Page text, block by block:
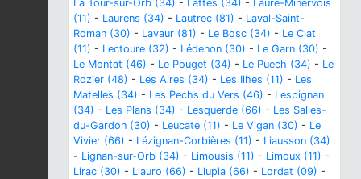
La Tour-sur-Orb (34) - Lattes (34) - Laure-Minervois
(11) - Laurens (34) - Lautrec (81) - Laval-Saint-
Roman (30) - Lavaur (81) - Le Bosc (34) - Le Clat
(11) - Lectoure (32) - Lédenon (30) - Le Garn (30) -
Le Montat (46) - Le Pouget (34) - Le Puech (34) - Le
Rozier (48) - Les Aires (34) - Les Ilhes (11) - Les
Matelles (34) - Les Pechs du Vers (46) - Lespignan
(34) - Les Plans (34) - Lesquerde (66) - Les Salles-
du-Gardon (30) - Leucate (11) - Le Vigan (30) - Le
Vivier (66) - Lézignan-Corbières (11) - Liausson (34)
- Lignan-sur-Orb (34) - Limousis (11) - Limoux (11) -
Lirac (30) - Llauro (66) - Llupia (66) - Lordat (09) -